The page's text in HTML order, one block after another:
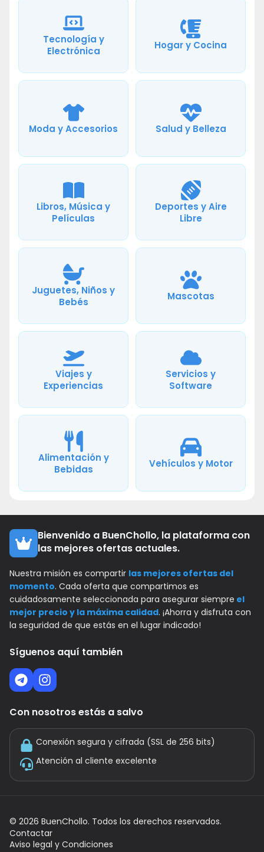
Tecnología y
Electrónica
Hogar y Cocina
Moda y Accesorios Salud y Belleza
Libros, Música y
Películas
Deportes y Aire
Libre
Juguetes, Niños y
Bebés
Mascotas
Viajes y
Experiencias
Servicios y
Software
Alimentación y
Bebidas
Vehículos y Motor
Bienvenido a BuenChollo, la plataforma con
las mejores ofertas actuales.
Nuestra misión es compartir las mejores ofertas del
momento. Cada oferta que compartimos es
cuidadosamente seleccionada para asegurar siempre el
mejor precio y la máxima calidad. ¡Ahorra y disfruta con
la seguridad de que estás en el lugar indicado!
Síguenos aquí también
Con nosotros estás a salvo
Conexión segura y cifrada (SSL de 256 bits)
Atención al cliente excelente
© 2026 BuenChollo. Todos los derechos reservados.
Contactar
Aviso legal y Condiciones